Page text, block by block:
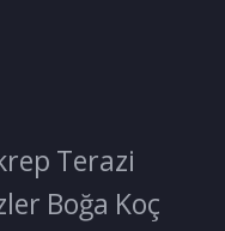
Terazi
Boğa Koç